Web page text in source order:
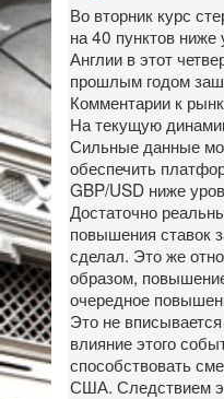
Во вторник курс
на 40 пунктов
Англии в этот
прошлым годом
Комментарии к
На текущую
Сильные данные
обеспечить
GBP/USD ниже
Достаточно
повышения ставок
сделал. Это же
образом,
очередное
Это не
влияние этого
способствовать
США. Следствием